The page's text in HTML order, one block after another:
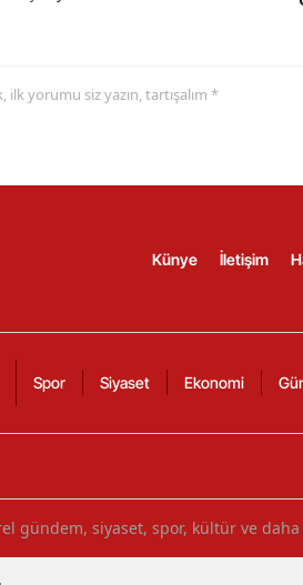
yorumu siz yazın, tartışalım *
Künye İletişim
Spor Siyaset Ekonomi
gündem, siyaset, spor, kültür ve daha